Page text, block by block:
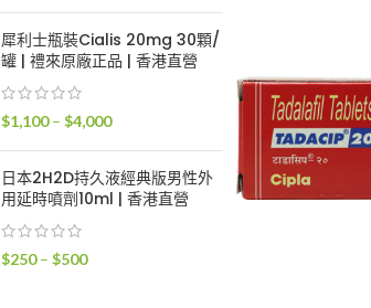
範
圍：
$2,100
犀利士瓶裝Cialis 20mg 30顆/
罐 | 禮來原廠正品 | 香港直營
$1,100 – $4,000價
範
圍：
日本2H2D持久液經典版男性外
用延時噴劑10ml | 香港直營
$250 – $500價